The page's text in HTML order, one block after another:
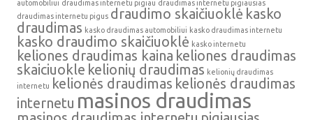
automobiliui draudimas internetu pigiau draudimas internetu pigiausias
draudimas internetu pigus draudimo skaičiuoklė kasko
draudimas kasko draudimas automobiliui kasko draudimas internetu
kasko draudimo skaičiuoklė kasko internetu
keliones draudimas kaina keliones draudimas
skaiciuokle kelionių draudimas kelionių draudimas
internetu
kelionės draudimas kelionės draudimas
internetu masinos draudimas